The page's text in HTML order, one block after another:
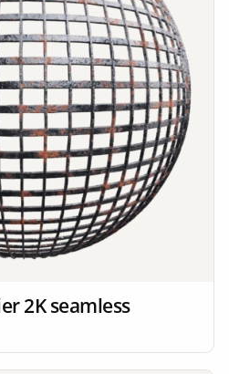
2K seamless